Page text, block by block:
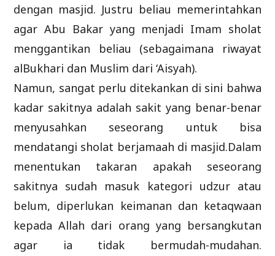
dengan masjid. Justru beliau memerintahkan
agar Abu Bakar yang menjadi Imam sholat
menggantikan beliau (sebagaimana riwayat
alBukhari dan Muslim dari ‘Aisyah).
Namun, sangat perlu ditekankan di sini bahwa
kadar sakitnya adalah sakit yang benar-benar
menyusahkan seseorang untuk bisa
mendatangi sholat berjamaah di masjid.Dalam
menentukan takaran apakah seseorang
sakitnya sudah masuk kategori udzur atau
belum, diperlukan keimanan dan ketaqwaan
kepada Allah dari orang yang bersangkutan
agar ia tidak bermudah-mudahan.